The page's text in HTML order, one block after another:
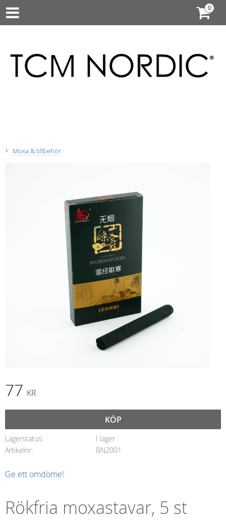
Moxa & tillbehör
77 KR
KÖP
Lagerstatus
I lager
Artikelnr
BN2001
Ge ett omdöme!
Rökfria moxastavar, 5 st